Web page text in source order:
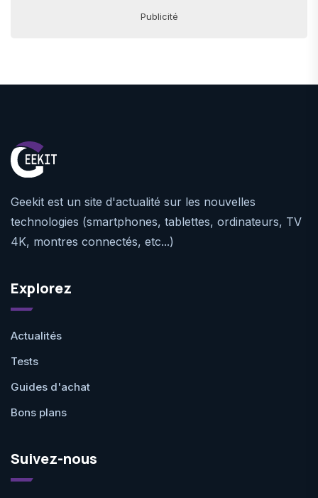
Publicité
Geekit est un site d'actualité sur les nouvelles
technologies (smartphones, tablettes, ordinateurs, TV
4K, montres connectés, etc...)
Explorez
Actualités
Tests
Guides d'achat
Bons plans
Suivez-nous